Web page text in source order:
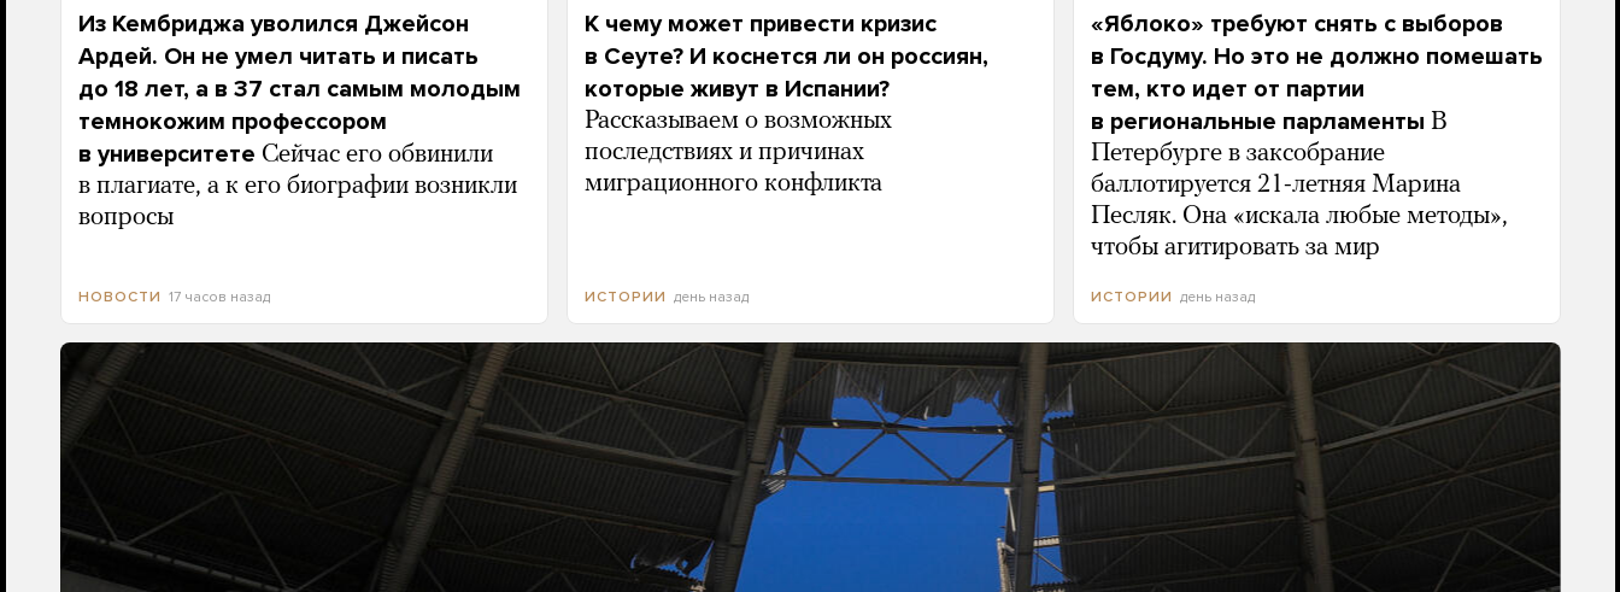
Из Кембриджа уволился Джейсон
Ардей. Он не умел читать и писать
до 18 лет, а в 37 стал самым молодым
темнокожим профессором
в университете Сейчас его обвинили
в плагиате, а к его биографии возникли
вопросы
НОВОСТИ 17 часов назад
К чему может привести кризис
в Сеуте? И коснется ли он россиян,
которые живут в Испании?
Рассказываем о возможных
последствиях и причинах
миграционного конфликта
ИСТОРИИ день назад
«Яблоко» требуют снять с выборов
в Госдуму. Но это не должно помешать
тем, кто идет от партии
в региональные парламенты В
Петербурге в заксобрание
баллотируется 21-летняя Марина
Песляк. Она «искала любые методы»,
чтобы агитировать за мир
ИСТОРИИ день назад